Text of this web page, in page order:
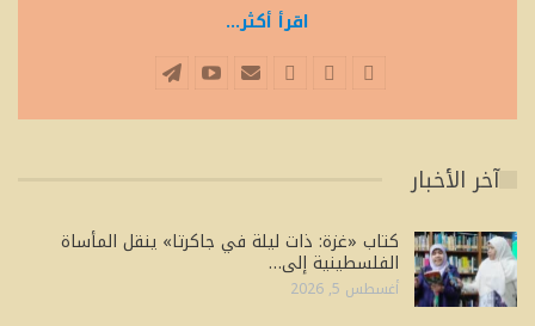
اقرأ أكثر...
آخر الأخبار
كتاب «غزة: ذات ليلة في جاكرتا» ينقل المأساة
الفلسطينية إلى…
أغسطس 5, 2026